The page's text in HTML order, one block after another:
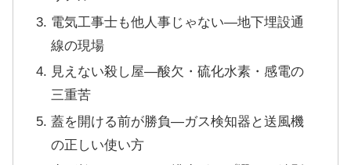
電気工事士も他人事じゃない—地下埋設通
線の現場
見えない殺し屋—酸欠・硫化水素・感電の
三重苦
蓋を開ける前が勝負—ガス検知器と送風機
の正しい使い方